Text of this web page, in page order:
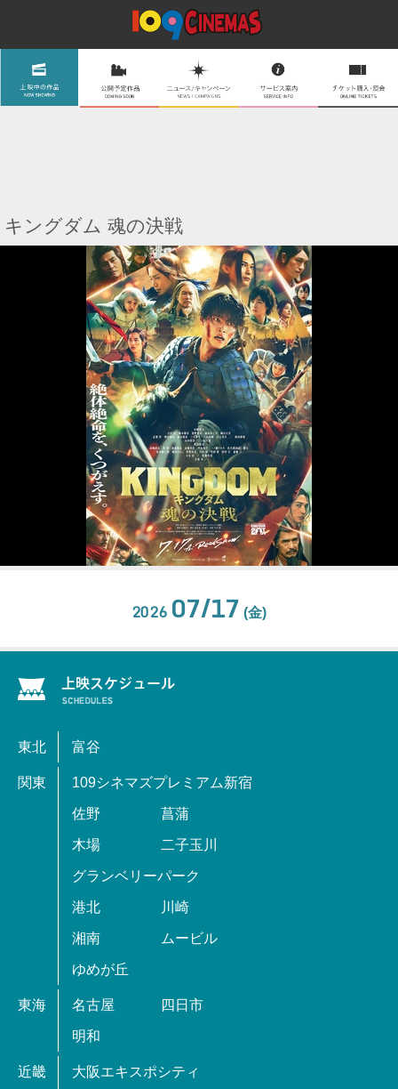
キングダム 魂の決戦
2026 07/17 (金)
東北 富谷
関東 109シネマズプレミアム新宿
佐野 菖蒲
木場 二子玉川
グランベリーパーク
港北 川崎
湘南 ムービル
ゆめが丘
東海 名古屋 四日市
明和
近畿 大阪エキスポシティ